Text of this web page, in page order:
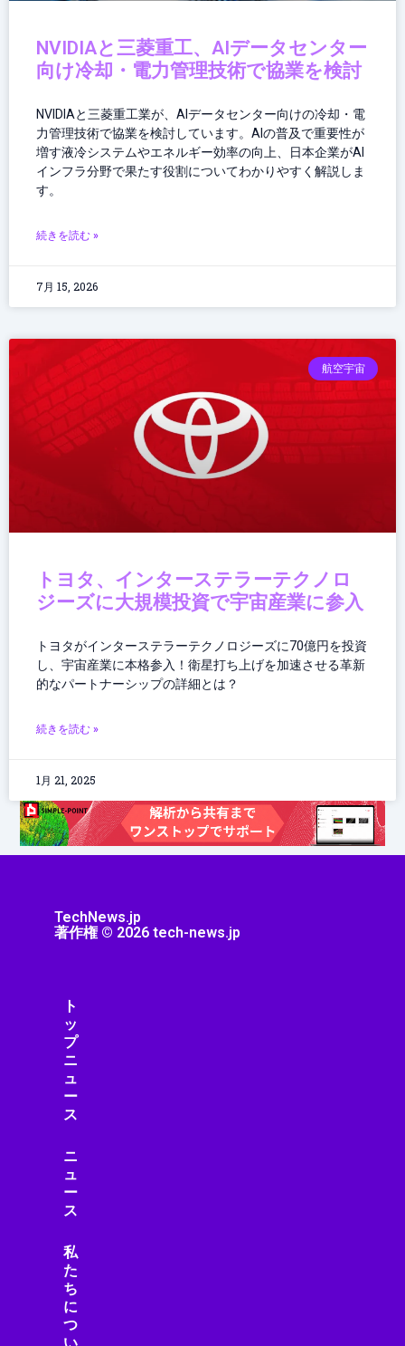
NVIDIAと三菱重工、AIデータセンター
向け冷却・電力管理技術で協業を検討
NVIDIAと三菱重工業が、AIデータセンター向けの冷却・電
力管理技術で協業を検討しています。AIの普及で重要性が
増す液冷システムやエネルギー効率の向上、日本企業がAI
インフラ分野で果たす役割についてわかりやすく解説しま
す。
続きを読む »
7月 15, 2026
航空宇宙
トヨタ、インターステラーテクノロ
ジーズに大規模投資で宇宙産業に参入
トヨタがインターステラーテクノロジーズに70億円を投資
し、宇宙産業に本格参入！衛星打ち上げを加速させる革新
的なパートナーシップの詳細とは？
続きを読む »
1月 21, 2025
TechNews.jp
著作権 © 2026 tech-news.jp
ト
ッ
プ
ニ
ュ
ー
ス
ニ
ュ
ー
ス
私
た
ち
に
つ